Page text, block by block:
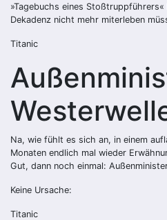
»Tagebuchs eines
Dekadenz nicht mehr miterleben
Titanic
Na, wie fühlt es sich an, in einem
Monaten endlich mal wieder
Gut, dann noch einmal:
Keine Ursache:
Titanic